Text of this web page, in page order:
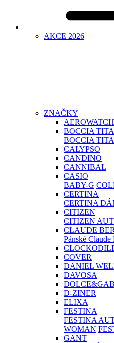
AKCE 2026
ZNAČKY
AEROWATCH
BOCCIA
BOCCIA
CALYPSO
CANDINO
CANNIBAL
CASIO
BABY-G
CERTINA
CERTINA
CITIZEN
CITIZEN
CLAUDE
Pánské Claude
COVER
DANIEL
DAVOSA
D-ZINER
ELIXA
FESTINA
FESTINA
WOMAN
GANT